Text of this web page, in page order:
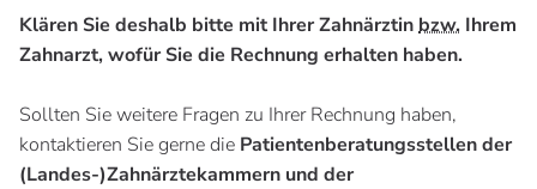
Klären Sie deshalb bitte mit Ihrer Zahnärztinbzw. Ihrem
Zahnarzt, wofür Sie die Rechnung erhalten haben.
Sollten Sie weitere Fragen zu Ihrer Rechnung haben,
kontaktieren Sie gerne die Patientenberatungsstellen der
(Landes-)Zahnärztekammern und der